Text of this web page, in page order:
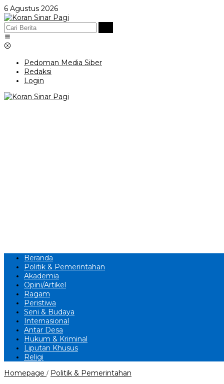
Lewati
ke
konten
6 Agustus 2026
Pedoman Media Siber
Redaksi
Login
Beranda
Politik & Pemerintahan
Akademia
Opini/Artikel
Ragam
Peristiwa
Seni & Budaya
Internasional
Antar Desa
Hukum & Kriminal
Liputan Khusus
Religi
Homepage / Politik & Pemerintahan